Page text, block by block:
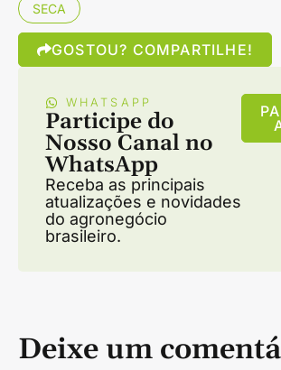
SECA
GOSTOU? COMPARTILHE!
WHATSAPP
Participe do
Nosso Canal no
WhatsApp
Receba as principais
atualizações e novidades
do agronegócio
brasileiro.
Deixe um